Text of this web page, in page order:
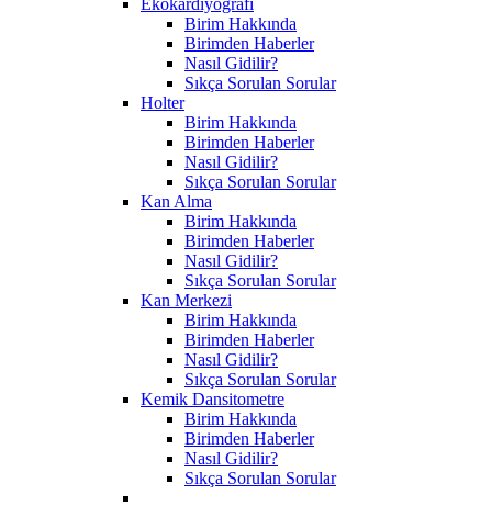
Birim Hakkında
Birimden Haberler
Nasıl Gidilir?
Sıkça Sorulan Sorular
Holter
Birim Hakkında
Birimden Haberler
Nasıl Gidilir?
Sıkça Sorulan Sorular
Kan Alma
Birim Hakkında
Birimden Haberler
Nasıl Gidilir?
Sıkça Sorulan Sorular
Kan Merkezi
Birim Hakkında
Birimden Haberler
Nasıl Gidilir?
Sıkça Sorulan Sorular
Kemik Dansitometre
Birim Hakkında
Birimden Haberler
Nasıl Gidilir?
Sıkça Sorulan Sorular